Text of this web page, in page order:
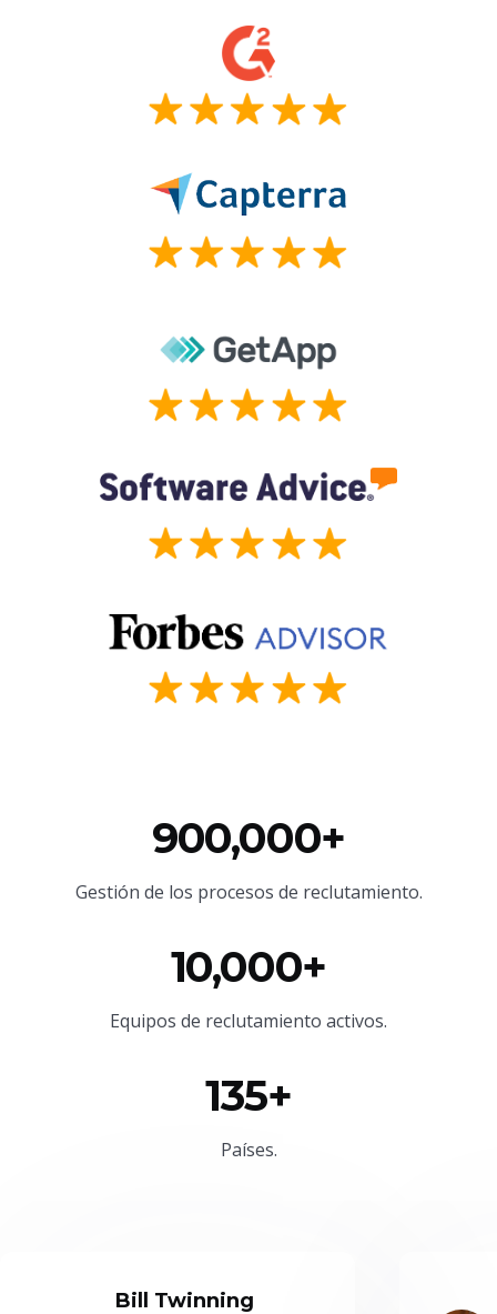
900,000+
Gestión de los procesos de reclutamiento.
10,000+
Equipos de reclutamiento activos.
135+
Países.
Bill Twinning